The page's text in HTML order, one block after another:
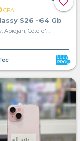
CFA
S26 -64 Gb
Cocody, Abidjan, Côte d'Ivoire